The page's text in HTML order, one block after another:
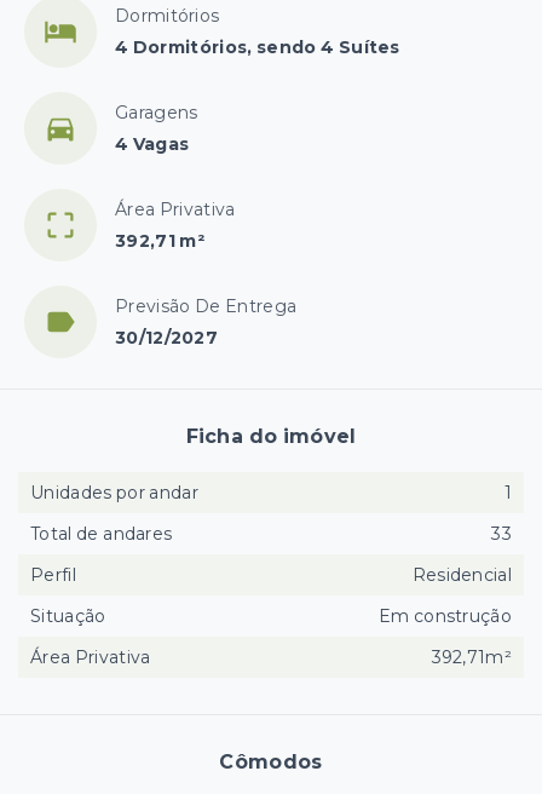
Dormitórios
4 Dormitórios, sendo 4 Suítes
Garagens
4 Vagas
Área Privativa
392,71 m²
Previsão De Entrega
30/12/2027
Cômodos
Ficha do imóvel
Unidades por andar
1
Total de andares
33
Perfil
Residencial
Situação
Em construção
Área Privativa
392,71m²